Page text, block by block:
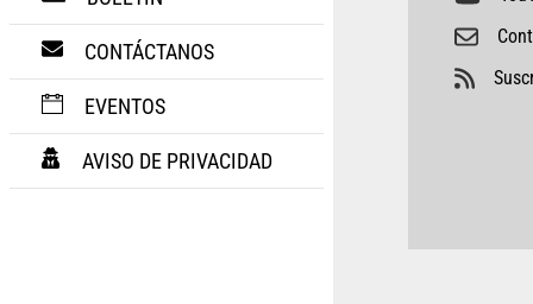
CONTÁCTANOS
EVENTOS
AVISO DE PRIVACIDAD